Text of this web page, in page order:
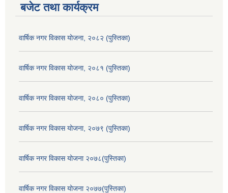
बजेट तथा कार्यक्रम
वार्षिक नगर विकास योजना, २०८२ (पुस्तिका)
वार्षिक नगर विकास योजना, २०८१ (पुस्तिका)
वार्षिक नगर विकास योजना, २०८० (पुस्तिका)
वार्षिक नगर विकास योजना, २०७९ (पुस्तिका)
वार्षिक नगर विकास योजना २०७८(पुस्तिका)
वार्षिक नगर विकास योजना २०७७(पुस्तिका)